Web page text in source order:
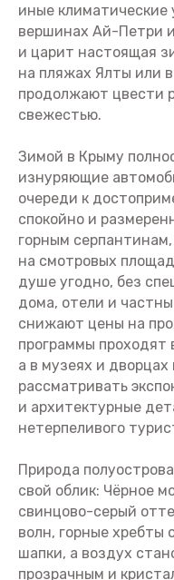
иные
вершинах Ай-Петри
и царит настоящая
на пляжах Ялты или
продолжают цвести
свежестью.
Зимой в Крыму
изнуряющие
очереди к
спокойно и
горным
на смотровых
душе угодно, без
дома, отели и
снижают цены на
программы проходят
а в музеях и
рассматривать
и архитектурные
нетерпеливого
Природа
свой облик: Чёрное
свинцово-серый
волн, горные хребты
шапки, а воздух
прозрачным и